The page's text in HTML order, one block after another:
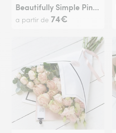
Beautifully Simple Pink Flower Wrap.
a partir de 74€